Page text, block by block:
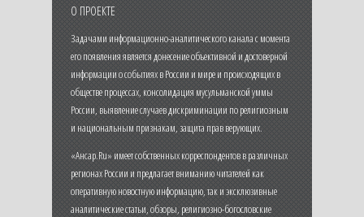
О ПРОЕКТЕ
Задачами информационно-аналитического канала с момента
его появления является донесение объективной и достоверной
информации о событиях в России и мире и происходящих в
обществе процессах, консолидация мусульманской уммы
России, выявление случаев дискриминации по религиозным
и национальным признакам, защита прав верующих.
«Ансар.Ru» имеет собственных корреспондентов в различных
регионах России и предлагает вниманию читателей как
оперативную новостную информацию, так и эксклюзивные
аналитические статьи, обзоры, религиозно-богословские